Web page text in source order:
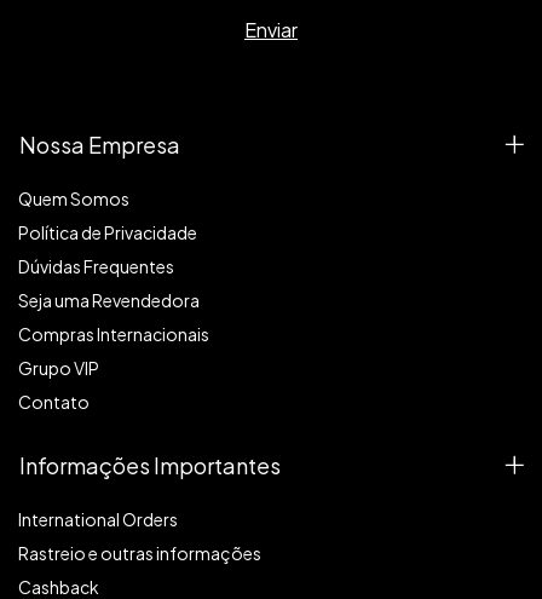
Nossa Empresa
Quem Somos
Política de Privacidade
Dúvidas Frequentes
Seja uma Revendedora
Compras Internacionais
Grupo VIP
Contato
Informações Importantes
International Orders
Rastreio e outras informações
Cashback